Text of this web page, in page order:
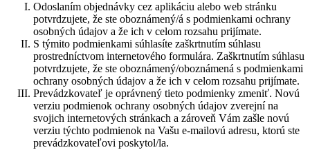
Odoslaním objednávky cez aplikáciu alebo web stránku
potvrdzujete, že ste oboznámený/á s podmienkami ochrany
osobných údajov a že ich v celom rozsahu prijímate.
S týmito podmienkami súhlasíte zaškrtnutím súhlasu
prostredníctvom internetového formulára. Zaškrtnutím súhlasu
potvrdzujete, že ste oboznámený/oboznámená s podmienkami
ochrany osobných údajov a že ich v celom rozsahu prijímate.
Prevádzkovateľ je oprávnený tieto podmienky zmeniť. Novú
verziu podmienok ochrany osobných údajov zverejní na
svojich internetových stránkach a zároveň Vám zašle novú
verziu týchto podmienok na Vašu e-mailovú adresu, ktorú ste
prevádzkovateľovi poskytol/la.